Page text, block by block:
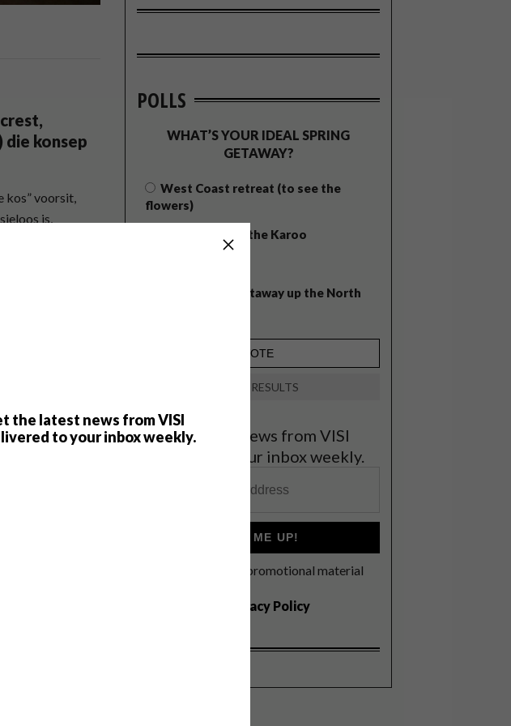
the latest news from VISI
to your inbox weekly.
die konsep
kos” voorsit,
is,
steeds regte
terwyl
eksieperfeksie
sy blink
Dié
wat uit die
POLLS
WHAT’S YOUR IDEAL SPRING
GETAWAY?
West Coast retreat (to see the
flowers)
A cosy cabin in the Karoo
Balmy beach getaway up the North
VIEW RESULTS
Get the latest news from VISI
delivered to your inbox weekly.
SIGN ME UP!
I'd like to receive promotional material
Privacy Policy